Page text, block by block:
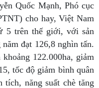
Quốc Mạnh, Phó cục
cho hay, Việt Nam
5 trên thế giới, với sản
đạt 126,8 nghìn tấn.
122.000ha, giảm
tốc độ giảm bình quân
năng suất chè tăng